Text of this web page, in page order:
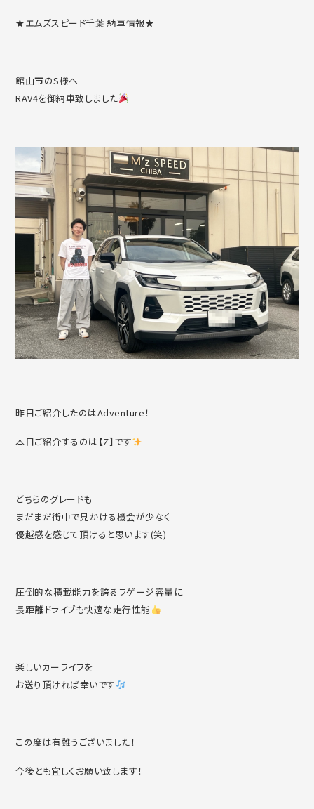
★エムズスピード千葉 納車情報★
館山市のS様へ
RAV4を御納車致しました
昨日ご紹介したのはAdventure！
本日ご紹介するのは【Z】です
どちらのグレードも
まだまだ街中で見かける機会が少なく
優越感を感じて頂けると思います(笑)
圧倒的な積載能力を誇るラゲージ容量に
長距離ドライブも快適な走行性能
楽しいカーライフを
お送り頂ければ幸いです
この度は有難うございました！
今後とも宜しくお願い致します！